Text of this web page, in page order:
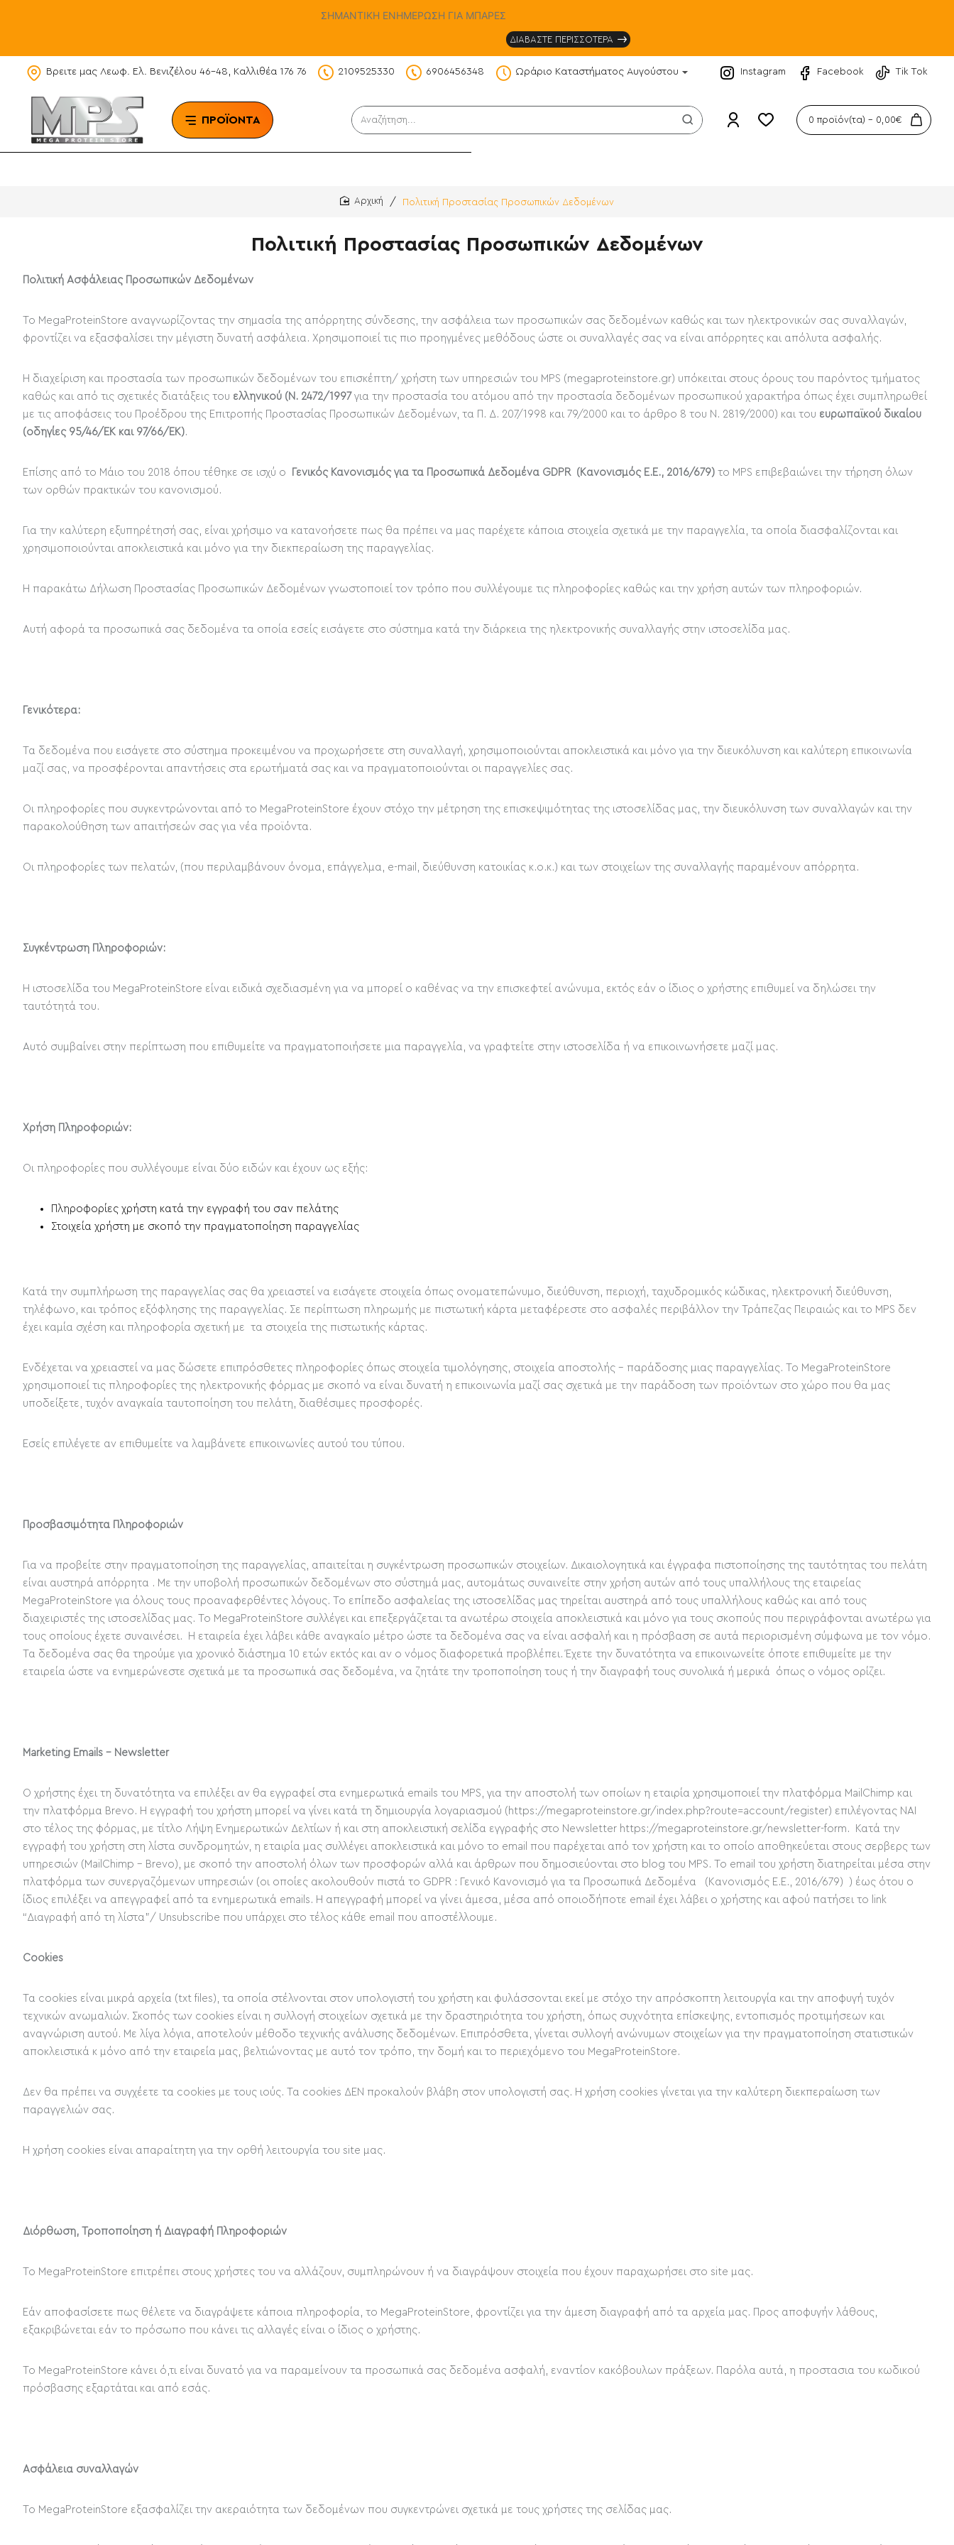
ΣΗΜΑΝΤΙΚΗ ΕΝΗΜΕΡΩΣΗ ΓΙΑ ΜΠΑΡΕΣ
ΔΙΑΒΑΣΤΕ ΠΕΡΙΣΣΟΤΕΡΑ
Βρειτε μας Λεωφ. Ελ. Βενιζέλου 46-48, Καλλιθέα 176 76 2109525330 6906456348 Ωράριο Καταστήματος Αυγούστου Instagram Facebook Tik Tok
ΠΡΟΪΟΝΤΑ Αναζήτηση... 0 προϊόν(τα) - 0,00€
Πολιτική Προστασίας Προσωπικών Δεδομένων
Πολιτική Προστασίας Προσωπικών Δεδομένων
Πολιτική Ασφάλειας Προσωπικών Δεδομένων
Το MegaProteinStore αναγνωρίζοντας την σημασία της απόρρητης σύνδεσης, την ασφάλεια των προσωπικών σας δεδομένων καθώς και των ηλεκτρονικών σας συναλλαγών,
φροντίζει να εξασφαλίσει την μέγιστη δυνατή ασφάλεια. Χρησιμοποιεί τις πιο προηγμένες μεθόδους ώστε οι συναλλαγές σας να είναι απόρρητες και απόλυτα ασφαλής.
Η διαχείριση και προστασία των προσωπικών δεδομένων του επισκέπτη/ χρήστη των υπηρεσιών του MPS (megaproteinstore.gr) υπόκειται στους όρους του παρόντος τμήματος
καθώς και από τις σχετικές διατάξεις του ελληνικού (Ν. 2472/1997 για την προστασία του ατόμου από την προστασία δεδομένων προσωπικού χαρακτήρα όπως έχει συμπληρωθεί
με τις αποφάσεις του Προέδρου της Επιτροπής Προστασίας Προσωπικών Δεδομένων, τα Π. Δ. 207/1998 και 79/2000 και το άρθρο 8 του Ν. 2819/2000) και του ευρωπαϊκού δικαίου
(οδηγίες 95/46/ΕΚ και 97/66/ΕΚ).
Επίσης από το Μάιο του 2018 όπου τέθηκε σε ισχύ ο Γενικός Κανονισμός για τα Προσωπικά Δεδομένα GDPR (Kανονισμός Ε.Ε., 2016/679) το MPS επιβεβαιώνει την τήρηση όλων
των ορθών πρακτικών του κανονισμού.
Για την καλύτερη εξυπηρέτησή σας, είναι χρήσιμο να κατανοήσετε πως θα πρέπει να μας παρέχετε κάποια στοιχεία σχετικά με την παραγγελία, τα οποία διασφαλίζονται και
χρησιμοποιούνται αποκλειστικά και μόνο για την διεκπεραίωση της παραγγελίας.
Η παρακάτω Δήλωση Προστασίας Προσωπικών Δεδομένων γνωστοποιεί τον τρόπο που συλλέγουμε τις πληροφορίες καθώς και την χρήση αυτών των πληροφοριών.
Αυτή αφορά τα προσωπικά σας δεδομένα τα οποία εσείς εισάγετε στο σύστημα κατά την διάρκεια της ηλεκτρονικής συναλλαγής στην ιστοσελίδα μας.
Γενικότερα:
Τα δεδομένα που εισάγετε στο σύστημα προκειμένου να προχωρήσετε στη συναλλαγή, χρησιμοποιούνται αποκλειστικά και μόνο για την διευκόλυνση και καλύτερη επικοινωνία
μαζί σας, να προσφέρονται απαντήσεις στα ερωτήματά σας και να πραγματοποιούνται οι παραγγελίες σας.
Οι πληροφορίες που συγκεντρώνονται από το MegaProteinStore έχουν στόχο την μέτρηση της επισκεψιμότητας της ιστοσελίδας μας, την διευκόλυνση των συναλλαγών και την
παρακολούθηση των απαιτήσεών σας για νέα προϊόντα.
Οι πληροφορίες των πελατών, (που περιλαμβάνουν όνομα, επάγγελμα, e-mail, διεύθυνση κατοικίας κ.ο.κ.) και των στοιχείων της συναλλαγής παραμένουν απόρρητα.
Συγκέντρωση Πληροφοριών:
Η ιστοσελίδα του MegaProteinStore είναι ειδικά σχεδιασμένη για να μπορεί ο καθένας να την επισκεφτεί ανώνυμα, εκτός εάν ο ίδιος ο χρήστης επιθυμεί να δηλώσει την
ταυτότητά του.
Αυτό συμβαίνει στην περίπτωση που επιθυμείτε να πραγματοποιήσετε μια παραγγελία, να γραφτείτε στην ιστοσελίδα ή να επικοινωνήσετε μαζί μας.
Χρήση Πληροφοριών:
Οι πληροφορίες που συλλέγουμε είναι δύο ειδών και έχουν ως εξής:
Πληροφορίες χρήστη κατά την εγγραφή του σαν πελάτης
Στοιχεία χρήστη με σκοπό την πραγματοποίηση παραγγελίας
Κατά την συμπλήρωση της παραγγελίας σας θα χρειαστεί να εισάγετε στοιχεία όπως ονοματεπώνυμο, διεύθυνση, περιοχή, ταχυδρομικός κώδικας, ηλεκτρονική διεύθυνση,
τηλέφωνο, και τρόπος εξόφλησης της παραγγελίας. Σε περίπτωση πληρωμής με πιστωτική κάρτα μεταφέρεστε στο ασφαλές περιβάλλον την Τράπεζας Πειραιώς και το MPS δεν
έχει καμία σχέση και πληροφορία σχετική με τα στοιχεία της πιστωτικής κάρτας.
Ενδέχεται να χρειαστεί να μας δώσετε επιπρόσθετες πληροφορίες όπως στοιχεία τιμολόγησης, στοιχεία αποστολής - παράδοσης μιας παραγγελίας. Το MegaProteinStore
χρησιμοποιεί τις πληροφορίες της ηλεκτρονικής φόρμας με σκοπό να είναι δυνατή η επικοινωνία μαζί σας σχετικά με την παράδοση των προϊόντων στο χώρο που θα μας
υποδείξετε, τυχόν αναγκαία ταυτοποίηση του πελάτη, διαθέσιμες προσφορές.
Εσείς επιλέγετε αν επιθυμείτε να λαμβάνετε επικοινωνίες αυτού του τύπου.
Προσβασιμότητα Πληροφοριών
Για να προβείτε στην πραγματοποίηση της παραγγελίας, απαιτείται η συγκέντρωση προσωπικών στοιχείων. Δικαιολογητικά και έγγραφα πιστοποίησης της ταυτότητας του πελάτη
είναι αυστηρά απόρρητα . Με την υποβολή προσωπικών δεδομένων στο σύστημά μας, αυτομάτως συναινείτε στην χρήση αυτών από τους υπαλλήλους της εταιρείας
MegaProteinStore για όλους τους προαναφερθέντες λόγους. Το επίπεδο ασφαλείας της ιστοσελίδας μας τηρείται αυστηρά από τους υπαλλήλους καθώς και από τους
διαχειριστές της ιστοσελίδας μας. To MegaProteinStore συλλέγει και επεξεργάζεται τα ανωτέρω στοιχεία αποκλειστικά και μόνο για τους σκοπούς που περιγράφονται ανωτέρω για
τους οποίους έχετε συναινέσει. Η εταιρεία έχει λάβει κάθε αναγκαίο μέτρο ώστε τα δεδομένα σας να είναι ασφαλή και η πρόσβαση σε αυτά περιορισμένη σύμφωνα με τον νόμο.
Τα δεδομένα σας θα τηρούμε για χρονικό διάστημα 10 ετών εκτός και αν ο νόμος διαφορετικά προβλέπει. Έχετε την δυνατότητα να επικοινωνείτε όποτε επιθυμείτε με την
εταιρεία ώστε να ενημερώνεστε σχετικά με τα προσωπικά σας δεδομένα, να ζητάτε την τροποποίηση τους ή την διαγραφή τους συνολικά ή μερικά όπως ο νόμος ορίζει.
Marketing Emails - Newsletter
Ο χρήστης έχει τη δυνατότητα να επιλέξει αν θα εγγραφεί στα ενημερωτικά emails του MPS, για την αποστολή των οποίων η εταιρία χρησιμοποιεί την πλατφόρμα MailChimp και
την πλατφόρμα Brevo. Η εγγραφή του χρήστη μπορεί να γίνει κατά τη δημιουργία λογαριασμού ( https://megaproteinstore.gr/index.php?route=account/register) επιλέγοντας ΝΑΙ
στο τέλος της φόρμας, με τίτλο Λήψη Ενημερωτικών Δελτίων ή και στη αποκλειστική σελίδα εγγραφής στο Newsletter https://megaproteinstore.gr/newsletter-form . Κατά την
εγγραφή του χρήστη στη λίστα συνδρομητών, η εταιρία μας συλλέγει αποκλειστικά και μόνο το email που παρέχεται από τον χρήστη και το οποίο αποθηκεύεται στους σερβερς των
υπηρεσιών (MailChimp - Brevo), με σκοπό την αποστολή όλων των προσφορών αλλά και άρθρων που δημοσιεύονται στο blog του MPS. Το email του χρήστη διατηρείται μέσα στην
πλατφόρμα των συνεργαζόμενων υπηρεσιών (οι οποίες ακολουθούν πιστά το GDPR : Γενικό Κανονισμό για τα Προσωπικά Δεδομένα (Kανονισμός Ε.Ε., 2016/679) ) έως ότου ο
ίδιος επιλέξει να απεγγραφεί από τα ενημερωτικά emails. Η απεγγραφή μπορεί να γίνει άμεσα, μέσα από οποιοδήποτε email έχει λάβει ο χρήστης και αφού πατήσει το link
“Διαγραφή από τη λίστα”/ Unsubscribe που υπάρχει στο τέλος κάθε email που αποστέλλουμε.
Cookies
Τα cookies είναι μικρά αρχεία (txt files), τα οποία στέλνονται στον υπολογιστή του χρήστη και φυλάσσονται εκεί με στόχο την απρόσκοπτη λειτουργία και την αποφυγή τυχόν
τεχνικών ανωμαλιών. Σκοπός των cookies είναι η συλλογή στοιχείων σχετικά με την δραστηριότητα του χρήστη, όπως συχνότητα επίσκεψης, εντοπισμός προτιμήσεων και
αναγνώριση αυτού. Με λίγα λόγια, αποτελούν μέθοδο τεχνικής ανάλυσης δεδομένων. Επιπρόσθετα, γίνεται συλλογή ανώνυμων στοιχείων για την πραγματοποίηση στατιστικών
αποκλειστικά κ μόνο από την εταιρεία μας, βελτιώνοντας με αυτό τον τρόπο, την δομή και το περιεχόμενο του MegaProteinStore.
Δεν θα πρέπει να συγχέετε τα cookies με τους ιούς. Τα cookies ΔΕΝ προκαλούν βλάβη στον υπολογιστή σας. Η χρήση cookies γίνεται για την καλύτερη διεκπεραίωση των
παραγγελιών σας.
Η χρήση cookies είναι απαραίτητη για την ορθή λειτουργία του site μας.
Διόρθωση, Τροποποίηση ή Διαγραφή Πληροφοριών
Το MegaProteinStore επιτρέπει στους χρήστες του να αλλάζουν, συμπληρώνουν ή να διαγράψουν στοιχεία που έχουν παραχωρήσει στο site μας.
Εάν αποφασίσετε πως θέλετε να διαγράψετε κάποια πληροφορία, το MegaProteinStore, φροντίζει για την άμεση διαγραφή από τα αρχεία μας. Προς αποφυγήν λάθους,
εξακριβώνεται εάν το πρόσωπο που κάνει τις αλλαγές είναι ο ίδιος ο χρήστης.
Το MegaProteinStore κάνει ό,τι είναι δυνατό για να παραμείνουν τα προσωπικά σας δεδομένα ασφαλή, εναντίον κακόβουλων πράξεων. Παρόλα αυτά, η προστασια του κωδικού
πρόσβασης εξαρτάται και από εσάς.
Ασφάλεια συναλλαγών
Το MegaProteinStore εξασφαλίζει την ακεραιότητα των δεδομένων που συγκεντρώνει σχετικά με τους χρήστες της σελίδας μας.